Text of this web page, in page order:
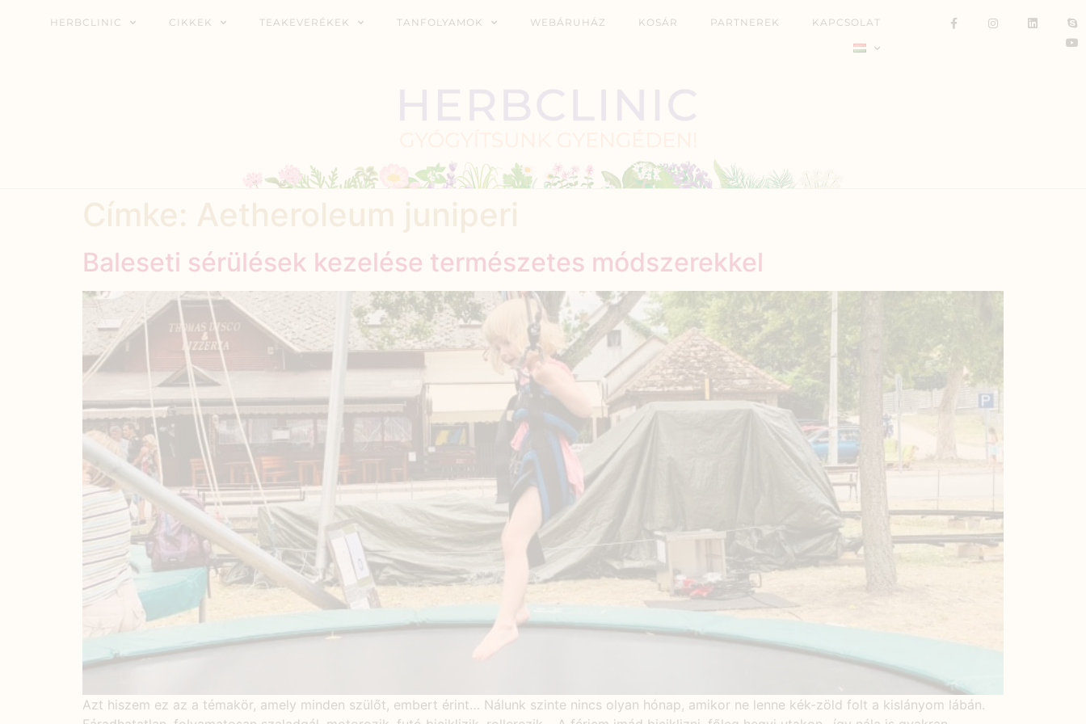
HERBCLINIC CIKKEK TEAKEVERÉKEK TANFOLYAMOK WEBÁRUHÁZ KOSÁR PARTNEREK KAPCSOLAT
Baleseti sérülések kezelése természetes módszerekkel
Azt hiszem ez az a témakör, amely minden szülőt, embert érint… Nálunk szinte nincs olyan hónap, amikor ne lenne kék-zöld folt a kislányom lábán.